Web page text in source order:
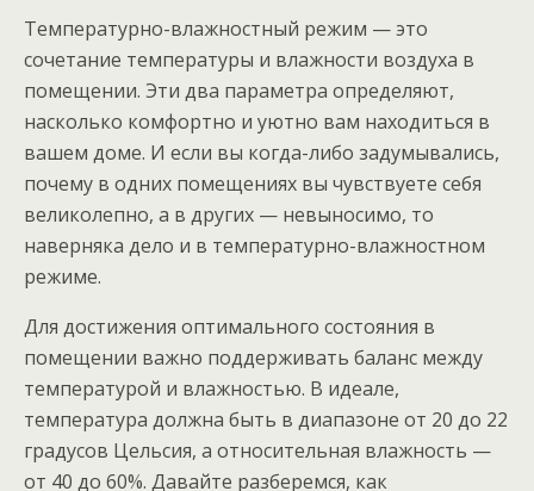
Температурно-влажностный режим — это
сочетание температуры и влажности воздуха в
помещении. Эти два параметра определяют,
насколько комфортно и уютно вам находиться в
вашем доме. И если вы когда-либо задумывались,
почему в одних помещениях вы чувствуете себя
великолепно, а в других — невыносимо, то
наверняка дело и в температурно-влажностном
режиме.
Для достижения оптимального состояния в
помещении важно поддерживать баланс между
температурой и влажностью. В идеале,
температура должна быть в диапазоне от 20 до 22
градусов Цельсия, а относительная влажность —
от 40 до 60%. Давайте разберемся, как